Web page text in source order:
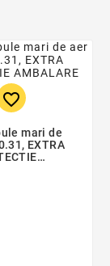
favorite_border
mari de
EXTRA